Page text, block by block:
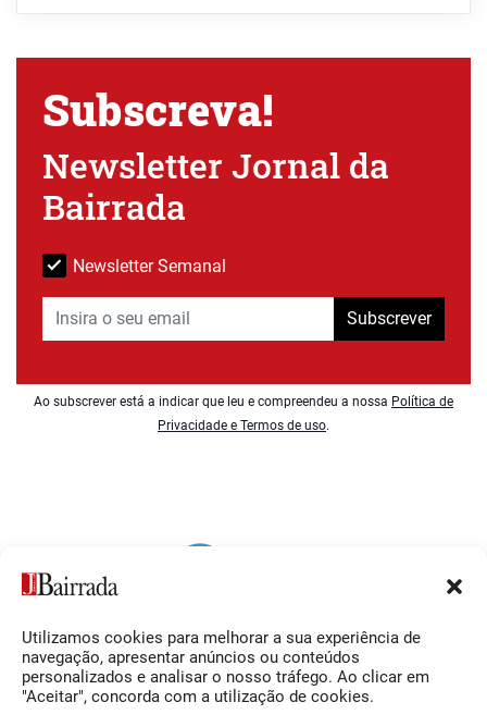
Utilizamos cookies para melhorar a sua experiência de
navegação, apresentar anúncios ou conteúdos
personalizados e analisar o nosso tráfego. Ao clicar em
"Aceitar", concorda com a utilização de cookies.
Subscreva!
Newsletter Jornal da
Bairrada
Newsletter Semanal
Subscrever
Ao subscrever está a indicar que leu e compreendeu a nossa Política de
Privacidade e Termos de uso.
Siga-nos
Facebook
O Jornal da Bairrada
Contactos